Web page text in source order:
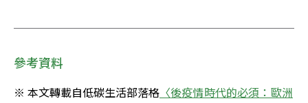
參考資料
※ 本文轉載自低碳生活部落格 〈後疫情時代的必須：歐洲